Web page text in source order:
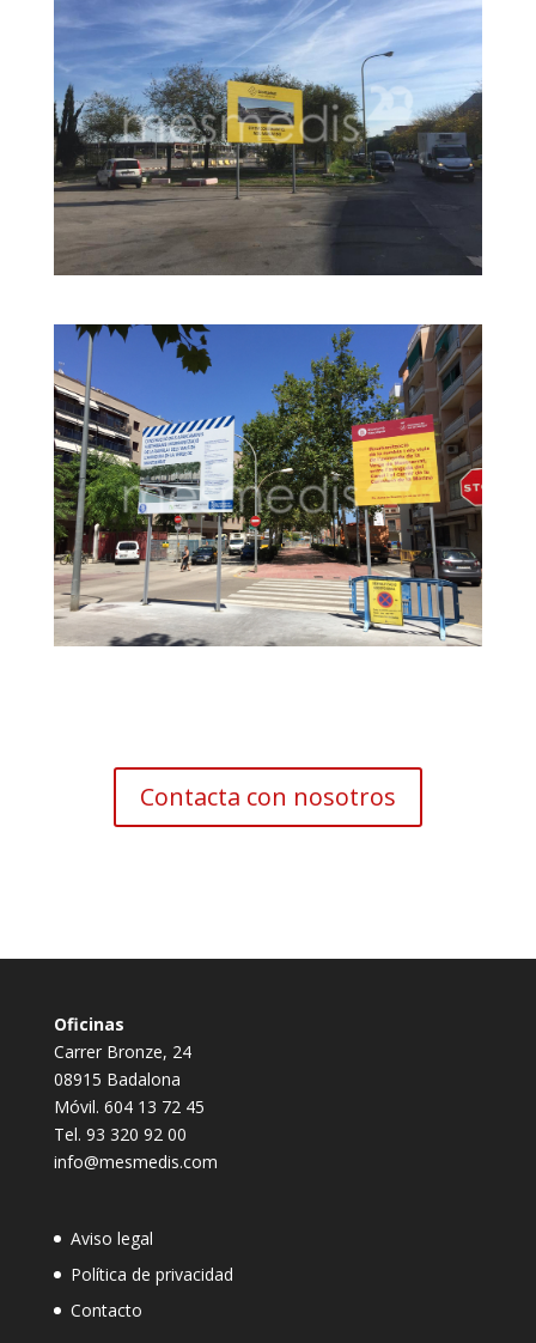
Contacta con nosotros
Oficinas
Carrer Bronze, 24
08915 Badalona
Móvil. 604 13 72 45
Tel. 93 320 92 00
info@mesmedis.com
Aviso legal
Política de privacidad
Contacto